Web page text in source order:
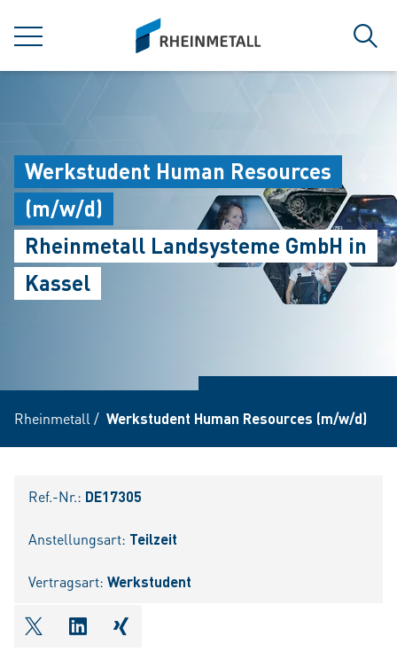
MENÜ
siteLogo
Werkstudent Human Resources
(m/w/d)
Rheinmetall Landsysteme GmbH in
Kassel
Rheinmetall / Werkstudent Human Resources (m/w/d)
Ref.-Nr.: DE17305
Anstellungsart: Teilzeit
Vertragsart: Werkstudent
shareOntwitter
shareOnlinkedIn
shareOnxing